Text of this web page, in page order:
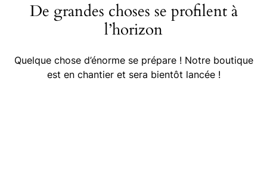
De grandes choses se profilent à
l’horizon
Quelque chose d’énorme se prépare ! Notre boutique
est en chantier et sera bientôt lancée !